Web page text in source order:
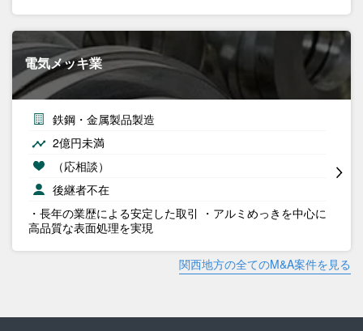
電気メッキ業
鉄鋼・金属製品製造
2億円未満
（応相談）
後継者不在
・長年の業歴による安定した取引 ・アルミめっきを中心に
高品質な表面処理を実現
関西地方の全てのM&A案件を見る